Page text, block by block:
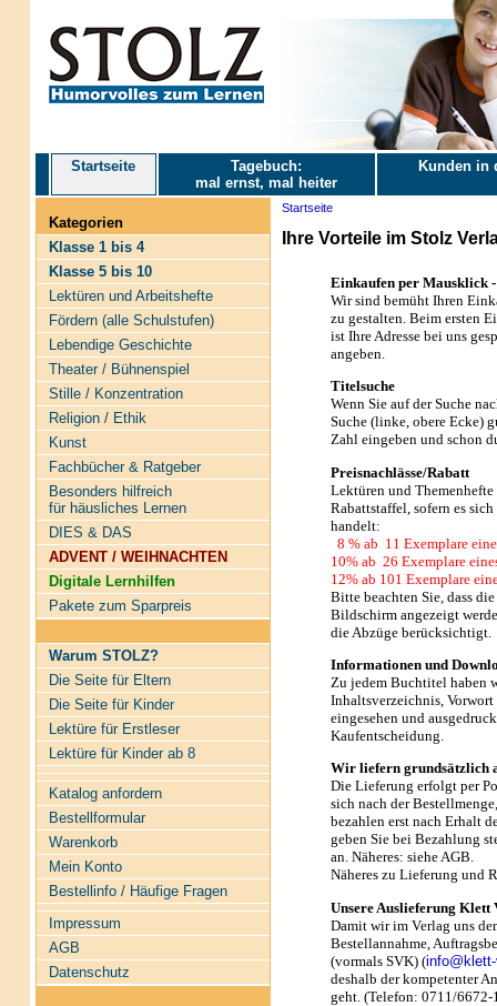
Startseite
Tagebuch:
mal ernst, mal heiter
Kunden in
Kategorien
Klasse 1 bis 4
Klasse 5 bis 10
Lektüren und Arbeitshefte
Fördern (alle Schulstufen)
Lebendige Geschichte
Theater / Bühnenspiel
Stille / Konzentration
Religion / Ethik
Kunst
Fachbücher & Ratgeber
Besonders hilfreich
für häusliches Lernen
DIES & DAS
ADVENT / WEIHNACHTEN
Digitale Lernhilfen
Pakete zum Sparpreis
Warum STOLZ?
Die Seite für Eltern
Die Seite für Kinder
Lektüre für Erstleser
Lektüre für Kinder ab 8
Katalog anfordern
Bestellformular
Warenkorb
Mein Konto
Bestellinfo / Häufige Fragen
Impressum
AGB
Datenschutz
Startseite
Ihre Vorteile im Stolz
Einkaufen per Mausklick
Wir sind bemüht Ihren
zu gestalten. Beim ersten
ist Ihre Adresse bei uns
angeben.
Titelsuche
Wenn Sie auf der Suche
Suche (linke, obere Ecke)
Zahl eingeben und schon
Preisnachlässe/Rabatt
Lektüren und
Rabattstaffel, sofern es
handelt:
8 % ab 11 Exemplare
10% ab 26 Exemplare
12% ab 101 Exemplare
Bitte beachten Sie, dass
Bildschirm angezeigt
die Abzüge berücksichtigt.
Informationen und
Zu jedem Buchtitel haben
Inhaltsverzeichnis,
eingesehen und
Kaufentscheidung.
Wir liefern grundsätzlich
Die Lieferung erfolgt per
sich nach der
bezahlen erst nach Erhalt
geben Sie bei Bezahlung
an. Näheres: siehe AGB.
Näheres zu Lieferung und
Unsere Auslieferung Klett
Damit wir im Verlag uns
Bestellannahme,
(vormals SVK) (
deshalb der kompetenter
geht. (Telefon: 0711/